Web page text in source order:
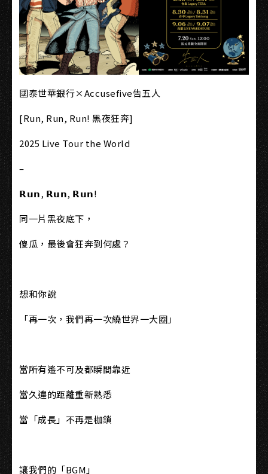
國泰世華銀行×Accusefive告五人
[Run, Run, Run! 黑夜狂奔]
2025 Live Tour the World
–
𝗥𝘂𝗻, 𝗥𝘂𝗻, 𝗥𝘂𝗻!
同一片黑夜底下，
傻瓜，最後會狂奔到何處？
想和你說
「再一次，我們再一次繞世界一大圈」
當所有遙不可及都瞬間靠近
當久違的距離重新熟悉
當「成長」不再是枷鎖
讓我們的「BGM」